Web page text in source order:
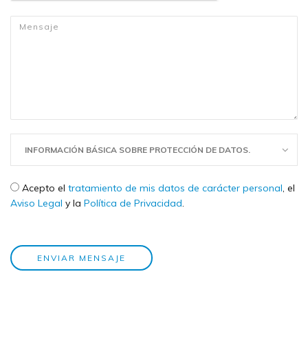
Mensaje*
INFORMACIÓN BÁSICA SOBRE PROTECCIÓN DE DATOS.
Check legal *
Acepto el tratamiento de mis datos de carácter personal, el
Aviso Legal y la Política de Privacidad.
ENVIAR MENSAJE